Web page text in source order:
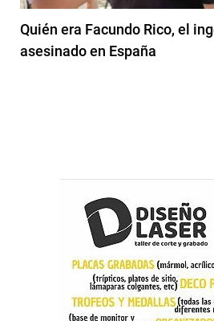
Quién era Facundo Rico, el
asesinado en España